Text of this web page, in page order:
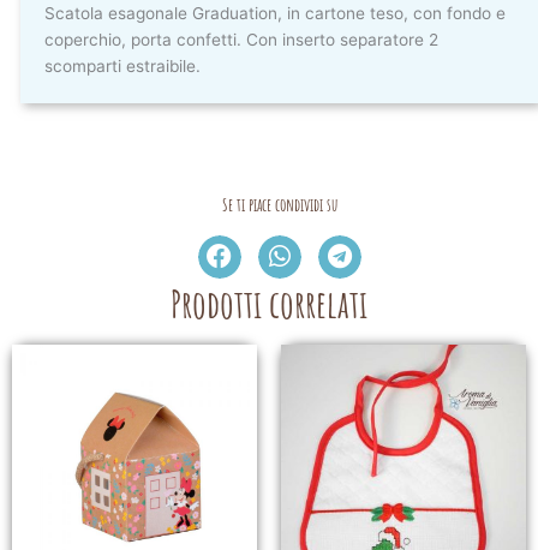
Scatola esagonale Graduation, in cartone teso, con fondo e
coperchio, porta confetti. Con inserto separatore 2
scomparti estraibile.
Se ti piace condividi su
Prodotti correlati